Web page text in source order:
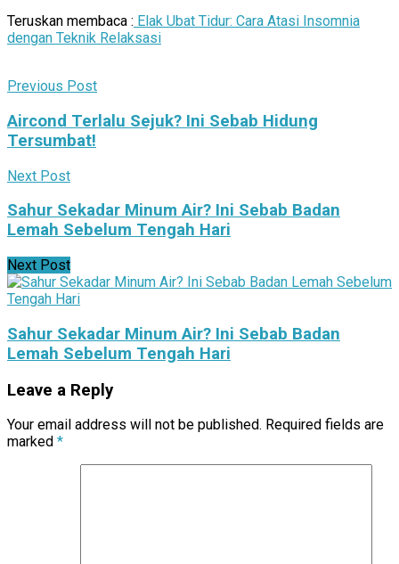
Teruskan membaca : Elak Ubat Tidur: Cara Atasi Insomnia
dengan Teknik Relaksasi
Previous Post
Aircond Terlalu Sejuk? Ini Sebab Hidung
Tersumbat!
Next Post
Sahur Sekadar Minum Air? Ini Sebab Badan
Lemah Sebelum Tengah Hari
Next Post
Sahur Sekadar Minum Air? Ini Sebab Badan
Lemah Sebelum Tengah Hari
Leave a Reply
Your email address will not be published. Required fields are
marked *